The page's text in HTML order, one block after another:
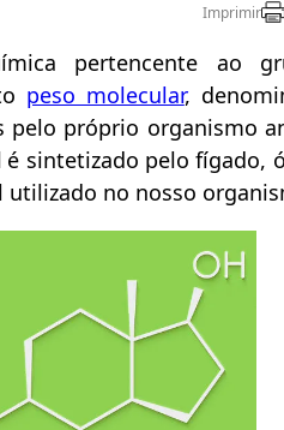
Imprimir
pertencente ao
peso molecular,
pelo próprio organismo
é sintetizado pelo fígado,
utilizado no nosso